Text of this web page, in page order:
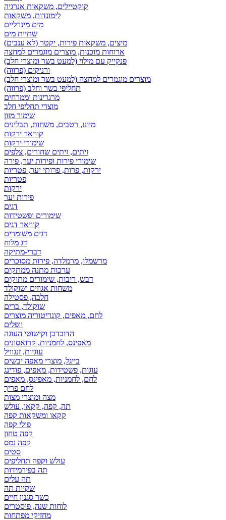
קוקטיילים, משקאות אנרגיה
לימונדות, משקאות
מים מינרליים
שתיית מים
מיצים, משקאות פירות, יקטר (לא ענבים)
ארוחות מוכנות, מוצרים מוגמרים למחצה
פנקייק עם מילוי (למעט בשר ומוצרי חלב)
ורניקים (פרווה)
מוצרים מוגמרים למחצה (למעט בשר ומוצרי חלב)
תחליפי בשר וחלב (פרווה)
מרגרינות וממרחים
מוצרי תחליפי חלב
שימור מזון
מיונז, רטבים, משחות, תבלינים
קוויאר ירקות
שימורי ירקות
זיתים, זיתים שחורים, צלפים
שימורי פירות ופירות יער, פירה
ירקות, פרות, פרותי יער, פטריות
פטריות
ירקות
פירות יער
דגים
שימורים ופשטידות
קוויאר דגים
דגים משומרים
דג מלוח
דברי-מתיקה
מרשמלו, מרמלדה, פירות מסוכרים
ערכות מתנה ממתקים
דבש, ריבות, שימורים מתוקים
משחות אגוזים ושוקולד
חלבה, פסטילה
שוקולד, ברים
לחם, מאפים, קונדיטוריה מוצרים
וופלים
הדובדבן וקישוטי העוגה
מאפינס, לחמניות, קרואסונים
עוגיות, זנגוויל
בייגל, מוצרי מאפה יבשים
עוגות, פשטידות, מאפים, פודינג
לחם, לחמניות, מאפינס, מאפים
לחם פריך
מצה ומוצרי מצות
תה, קפה, קקאו, עולש
קקאו ומשקאות קפה
פולי קפה
קפה טחון
קפה נמס
סטים
עולש וקפה תחליפים
תה בפירמידות
תה עלים
שקיות תה
כשר סגנון חיים
לוחות שנה, פוסטרים
מחזיקי מפתחות